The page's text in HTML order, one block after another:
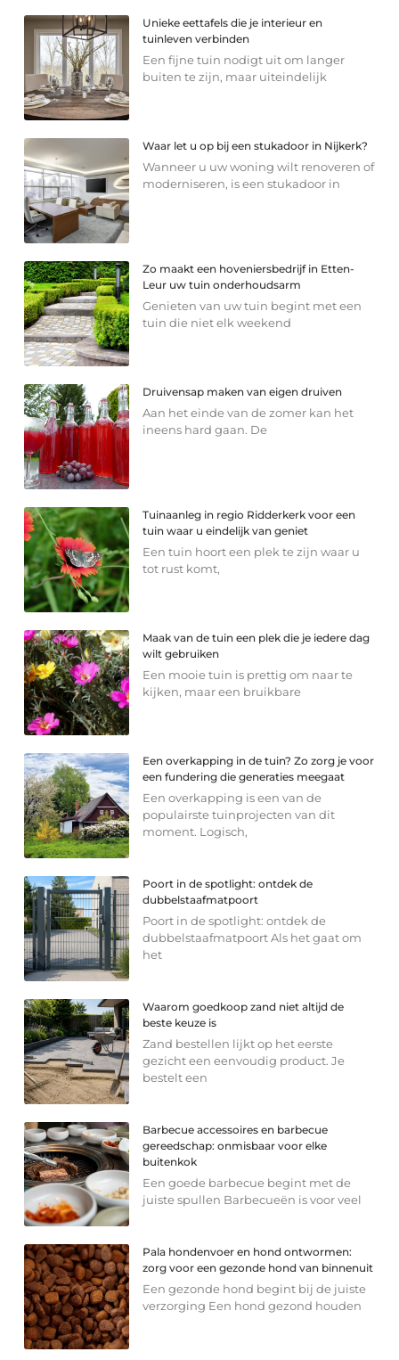
Unieke eettafels die je interieur en
tuinleven verbinden
Een fijne tuin nodigt uit om langer
buiten te zijn, maar uiteindelijk
Waar let u op bij een stukadoor in Nijkerk?
Wanneer u uw woning wilt renoveren of
moderniseren, is een stukadoor in
Zo maakt een hoveniersbedrijf in Etten-
Leur uw tuin onderhoudsarm
Genieten van uw tuin begint met een
tuin die niet elk weekend
Druivensap maken van eigen druiven
Aan het einde van de zomer kan het
ineens hard gaan. De
Tuinaanleg in regio Ridderkerk voor een
tuin waar u eindelijk van geniet
Een tuin hoort een plek te zijn waar u
tot rust komt,
Maak van de tuin een plek die je iedere dag
wilt gebruiken
Een mooie tuin is prettig om naar te
kijken, maar een bruikbare
Een overkapping in de tuin? Zo zorg je voor
een fundering die generaties meegaat
Een overkapping is een van de
populairste tuinprojecten van dit
moment. Logisch,
Poort in de spotlight: ontdek de
dubbelstaafmatpoort
Poort in de spotlight: ontdek de
dubbelstaafmatpoort Als het gaat om
het
Waarom goedkoop zand niet altijd de
beste keuze is
Zand bestellen lijkt op het eerste
gezicht een eenvoudig product. Je
bestelt een
Barbecue accessoires en barbecue
gereedschap: onmisbaar voor elke
buitenkok
Een goede barbecue begint met de
juiste spullen Barbecueën is voor veel
Pala hondenvoer en hond ontwormen:
zorg voor een gezonde hond van binnenuit
Een gezonde hond begint bij de juiste
verzorging Een hond gezond houden